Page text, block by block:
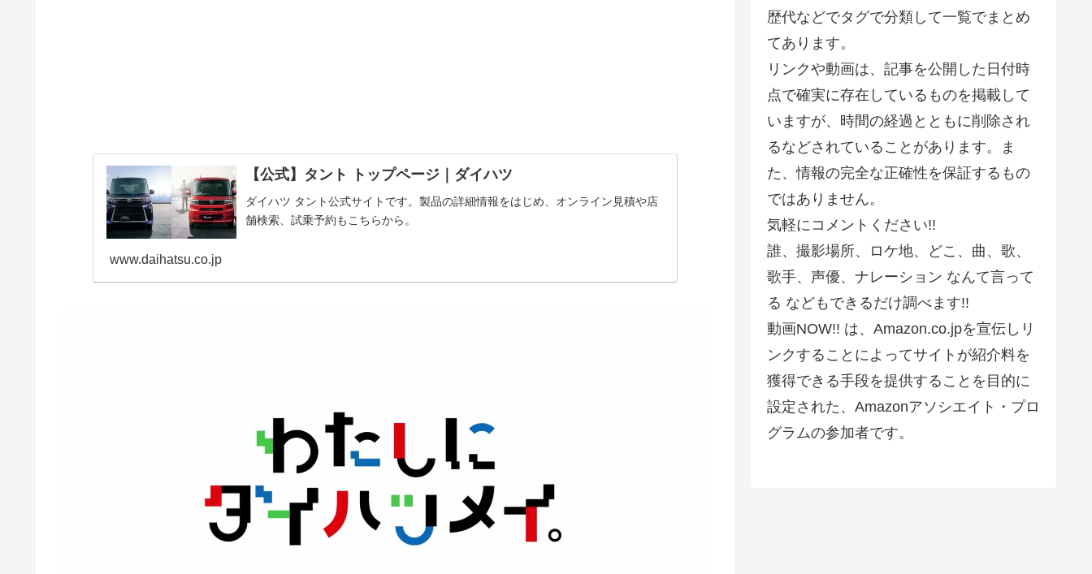
【公式】タント トップページ｜ダイハツ
ダイハツ タント公式サイトです。製品の詳細情報をはじめ、オンライン見積や店
舗検索、試乗予約もこちらから。
www.daihatsu.co.jp
歴代などでタグで分類して一覧でまとめ
てあります。
リンクや動画は、記事を公開した日付時
点で確実に存在しているものを掲載して
いますが、時間の経過とともに削除され
るなどされていることがあります。ま
た、情報の完全な正確性を保証するもの
ではありません。
気軽にコメントください!!
誰、撮影場所、ロケ地、どこ、曲、歌、
歌手、声優、ナレーション なんて言って
る などもできるだけ調べます!!
動画NOW!! は、Amazon.co.jpを宣伝しリ
ンクすることによってサイトが紹介料を
獲得できる手段を提供することを目的に
設定された、Amazonアソシエイト・プロ
グラムの参加者です。